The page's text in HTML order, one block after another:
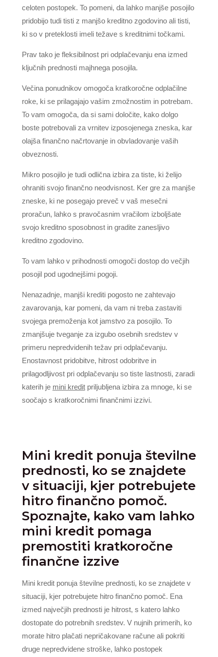
celoten postopek. To pomeni, da lahko manjše posojilo
pridobijo tudi tisti z manjšo kreditno zgodovino ali tisti,
ki so v preteklosti imeli težave s kreditnimi točkami.
Prav tako je fleksibilnost pri odplačevanju ena izmed
ključnih prednosti majhnega posojila.
Večina ponudnikov omogoča kratkoročne odplačilne
roke, ki se prilagajajo vašim zmožnostim in potrebam.
To vam omogoča, da si sami določite, kako dolgo
boste potrebovali za vrnitev izposojenega zneska, kar
olajša finančno načrtovanje in obvladovanje vaših
obveznosti.
Mikro posojilo je tudi odlična izbira za tiste, ki želijo
ohraniti svojo finančno neodvisnost. Ker gre za manjše
zneske, ki ne posegajo preveč v vaš mesečni
proračun, lahko s pravočasnim vračilom izboljšate
svojo kreditno sposobnost in gradite zanesljivo
kreditno zgodovino.
To vam lahko v prihodnosti omogoči dostop do večjih
posojil pod ugodnejšimi pogoji.
Nenazadnje, manjši krediti pogosto ne zahtevajo
zavarovanja, kar pomeni, da vam ni treba zastaviti
svojega premoženja kot jamstvo za posojilo. To
zmanjšuje tveganje za izgubo osebnih sredstev v
primeru nepredvidenih težav pri odplačevanju.
Enostavnost pridobitve, hitrost odobritve in
prilagodljivost pri odplačevanju so tiste lastnosti, zaradi
katerih je mini kreditpriljubljena izbira za mnoge, ki se
soočajo s kratkoročnimi finančnimi izzivi.
Mini kredit ponuja številne
prednosti, ko se znajdete
v situaciji, kjer potrebujete
hitro finančno pomoč.
Spoznajte, kako vam lahko
mini kredit pomaga
premostiti kratkoročne
finančne izzive
Mini kredit ponuja številne prednosti, ko se znajdete v
situaciji, kjer potrebujete hitro finančno pomoč. Ena
izmed največjih prednosti je hitrost, s katero lahko
dostopate do potrebnih sredstev. V nujnih primerih, ko
morate hitro plačati nepričakovane račune ali pokriti
druge nepredvidene stroške, lahko postopek